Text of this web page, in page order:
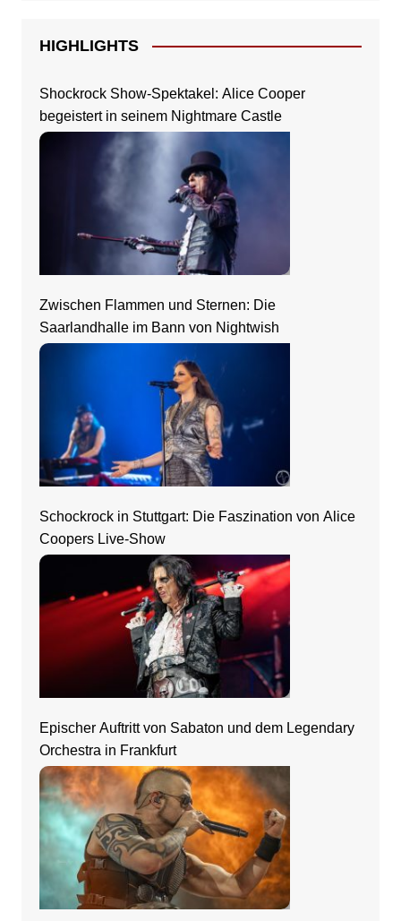
HIGHLIGHTS
Shockrock Show-Spektakel: Alice Cooper
begeistert in seinem Nightmare Castle
Zwischen Flammen und Sternen: Die
Saarlandhalle im Bann von Nightwish
Schockrock in Stuttgart: Die Faszination von Alice
Coopers Live-Show
Epischer Auftritt von Sabaton und dem Legendary
Orchestra in Frankfurt